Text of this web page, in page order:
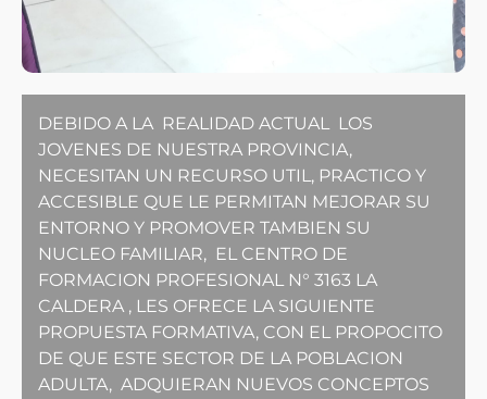
DEBIDO A LA REALIDAD ACTUAL LOS
JOVENES DE NUESTRA PROVINCIA,
NECESITAN UN RECURSO UTIL, PRACTICO Y
ACCESIBLE QUE LE PERMITAN MEJORAR SU
ENTORNO Y PROMOVER TAMBIEN SU
NUCLEO FAMILIAR, EL CENTRO DE
FORMACION PROFESIONAL N° 3163 LA
CALDERA , LES OFRECE LA SIGUIENTE
PROPUESTA FORMATIVA, CON EL PROPOCITO
DE QUE ESTE SECTOR DE LA POBLACION
ADULTA, ADQUIERAN NUEVOS CONCEPTOS